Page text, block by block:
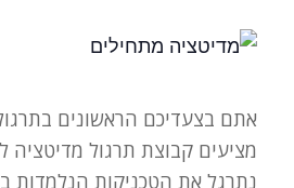
אתם בצעדיכם הראשונים
מציעים קבוצת תרגול מדיטציה
נתרגל את הטכניקות הנלמדות